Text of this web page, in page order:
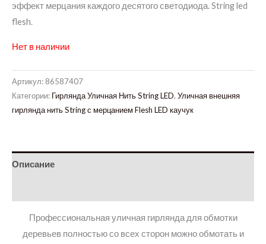
эффект мерцания каждого десятого светодиода. String led
flesh.
Нет в наличии
Артикул: 86587407
Категории: Гирлянда Уличная Нить String LED, Уличная внешняя
гирлянда нить String с мерцанием Flesh LED каучук
Описание
Профессиональная уличная гирлянда для обмотки
деревьев полностью со всех сторон можно обмотать и